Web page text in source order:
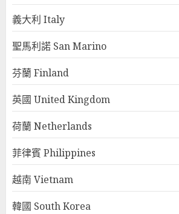
義大利 Italy
聖馬利諾 San Marino
芬蘭 Finland
英國 United Kingdom
荷蘭 Netherlands
菲律賓 Philippines
越南 Vietnam
韓國 South Korea